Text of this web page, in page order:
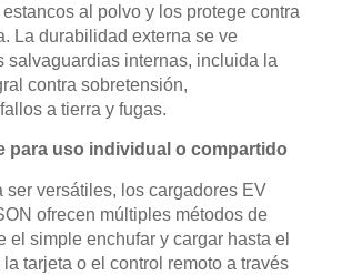
al polvo y los protege contra
La durabilidad externa se ve
salvaguardias internas, incluida la
contra sobretensión,
a tierra y fugas.
para uso individual o compartido
ser versátiles, los cargadores EV
ofrecen múltiples métodos de
el simple enchufar y cargar hasta el
tarjeta o el control remoto a través